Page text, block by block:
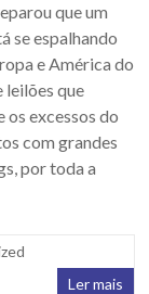
que um
se espalhando
e América do
que
os excessos do
com grandes
por toda a
Ler mais